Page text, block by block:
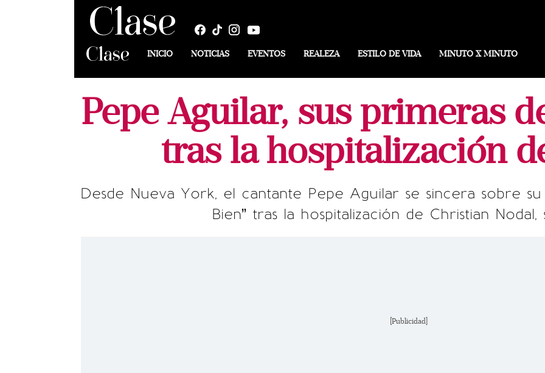
INICIO NOTICIAS EVENTOS REALEZA ESTILO DE VIDA MINUTO X MINUTO
Pepe Aguilar, sus primeras
tras la hospitalización
Desde Nueva York, el cantante Pepe Aguilar se sincera sobre
Bien” tras la hospitalización de Christian
[Publicidad]